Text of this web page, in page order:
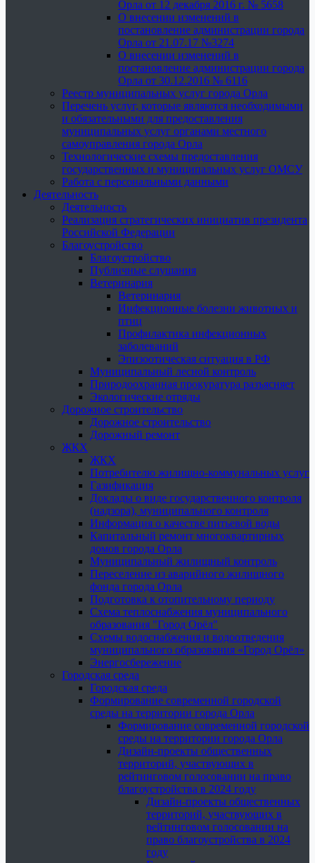
Орла от 12 декабря 2016 г. № 5658
О внесении изменений в
постановление администрации города
Орла от 21.07.17 №3274
О внесении изменений в
постановление администрации города
Орла от 30.12.2016 № 6116
Реестр муниципальных услуг города Орла
Перечень услуг, которые являются необходимыми
и обязательными для предоставления
муниципальных услуг органами местного
самоуправления города Орла
Технологические схемы предоставления
государственных и муниципальных услуг ОМСУ
Работа с персональными данными
Деятельность
Деятельность
Реализация стратегических инициатив президента
Российской Федерации
Благоустройство
Благоустройство
Публичные слушания
Ветеринария
Ветеринария
Инфекционные болезни животных и
птиц
Профилактика инфекционных
заболеваний
Эпизоотическая ситуация в РФ
Муниципальный лесной контроль
Природоохранная прокуратура разъясняет
Экологические отряды
Дорожное строительство
Дорожное строительство
Дорожный ремонт
ЖКХ
ЖКХ
Потребителю жилищно-коммунальных услуг
Газификация
Доклады о виде государственного контроля
(надзора), муниципального контроля
Информация о качестве питьевой воды
Капитальный ремонт многоквартирных
домов города Орла
Муниципальный жилищный контроль
Переселение из аварийного жилищного
фонда города Орла
Подготовка к отопительному периоду
Схема теплоснабжения муниципального
образования "Город Орёл"
Схемы водоснабжения и водоотведения
муниципального образования «Город Орёл»
Энергосбережение
Городская среда
Городская среда
Формирование современной городской
среды на территории города Орла
Формирование современной городской
среды на территории города Орла
Дизайн-проекты общественных
территорий, участвующих в
рейтинговом голосовании на право
благоустройства в 2024 году
Дизайн-проекты общественных
территорий, участвующих в
рейтинговом голосовании на
право благоустройства в 2024
году